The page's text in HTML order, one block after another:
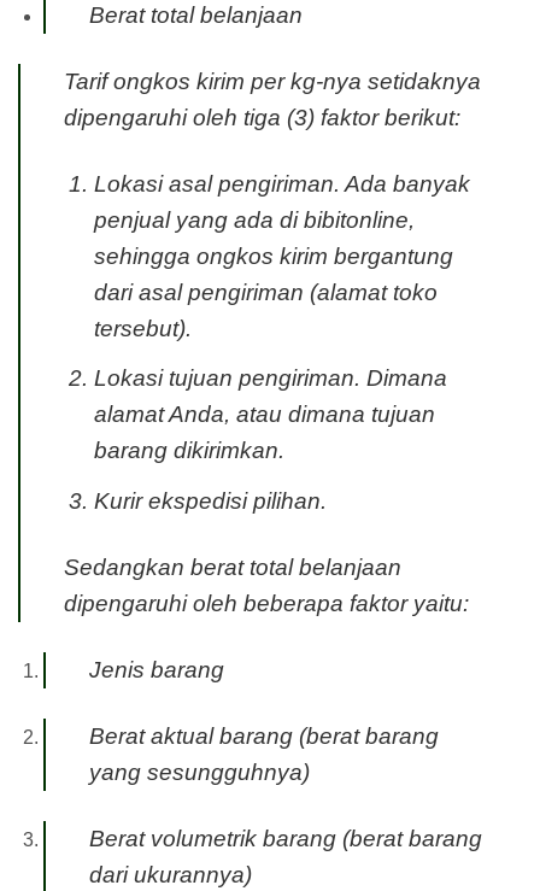
Berat total belanjaan
Tarif ongkos kirim per kg-nya setidaknya
dipengaruhi oleh tiga (3) faktor berikut:
Lokasi asal pengiriman. Ada banyak
penjual yang ada di bibitonline,
sehingga ongkos kirim bergantung
dari asal pengiriman (alamat toko
tersebut).
Lokasi tujuan pengiriman. Dimana
alamat Anda, atau dimana tujuan
barang dikirimkan.
Kurir ekspedisi pilihan.
Sedangkan berat total belanjaan
dipengaruhi oleh beberapa faktor yaitu:
Jenis barang
Berat aktual barang (berat barang
yang sesungguhnya)
Berat volumetrik barang (berat barang
dari ukurannya)